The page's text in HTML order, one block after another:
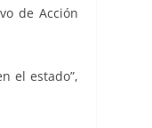
de Acción
el estado”,